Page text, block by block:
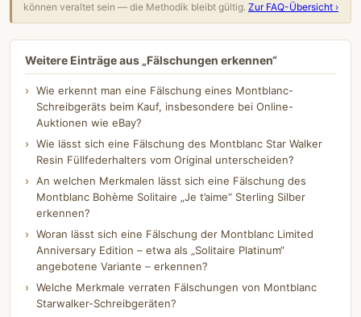
können veraltet sein — die Methodik bleibt gültig. Zur FAQ-Übersicht ›
Weitere Einträge aus „Fälschungen erkennen“
Wie erkennt man eine Fälschung eines Montblanc-
Schreibgeräts beim Kauf, insbesondere bei Online-
Auktionen wie eBay?
Wie lässt sich eine Fälschung des Montblanc Star Walker
Resin Füllfederhalters vom Original unterscheiden?
An welchen Merkmalen lässt sich eine Fälschung des
Montblanc Bohème Solitaire „Je t’aime“ Sterling Silber
erkennen?
Woran lässt sich eine Fälschung der Montblanc Limited
Anniversary Edition – etwa als „Solitaire Platinum“
angebotene Variante – erkennen?
Welche Merkmale verraten Fälschungen von Montblanc
Starwalker-Schreibgeräten?